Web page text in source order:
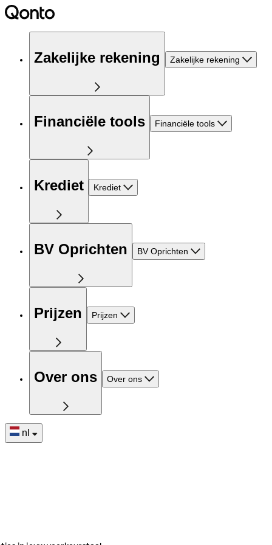
Zakelijke rekening Zakelijke rekening
Financiële tools Financiële tools
Krediet Krediet
BV Oprichten BV Oprichten
Prijzen Prijzen
Over ons Over ons
nl